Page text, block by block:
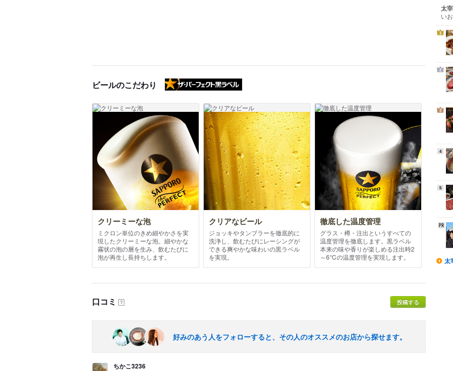
ビールのこだわり
クリーミーな泡
ミクロン単位のきめ細やかさを実
現したクリーミーな泡。細やかな
霧状の泡の層を生み、飲むたびに
泡が再生し長持ちします。
クリアなビール
ジョッキやタンブラーを徹底的に
洗浄し、飲むたびにレーシングが
できる爽やかな味わいの黒ラベル
を実現。
徹底した温度管理
グラス・樽・注出というすべての
温度管理を徹底します。黒ラベル
本来の味や香りが楽しめる注出時2
～6℃の温度管理を実現します。
口コミ ？ 投稿する
好みのあう人をフォローすると、その人のオススメのお店から探せます。
ちかこ3236
太
いお
1
2
3
4
5
太